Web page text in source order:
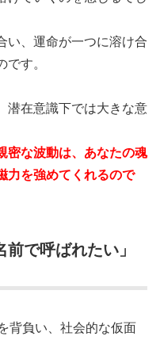
い、運命が一つに溶け合
す。
潜在意識下では大きな意
密な波動は、あなたの魂
力を強めてくれるので
で呼ばれたい」
背負い、社会的な仮面